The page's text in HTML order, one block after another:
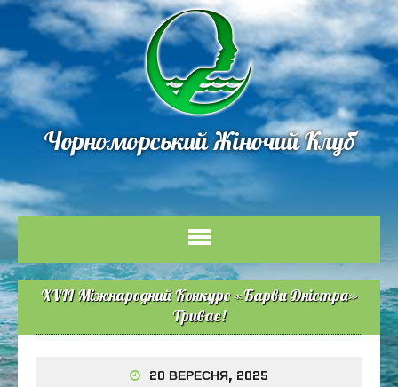
Чорноморський Жіночий Клуб
XVIІ Міжнародний Конкурс «Барви Дністра»
Триває!
20 ВЕРЕСНЯ, 2025